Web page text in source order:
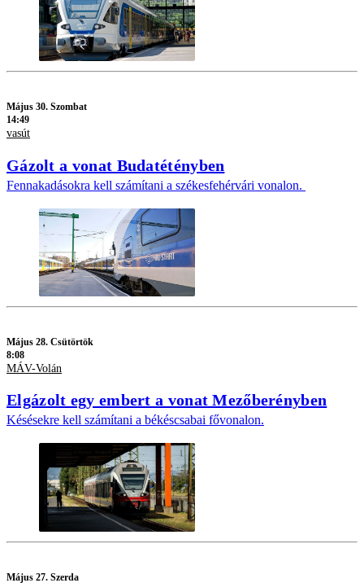
Május 30. Szombat
14:49
vasút
Gázolt a vonat Budatétényben
Fennakadásokra kell számítani a székesfehérvári vonalon.
Május 28. Csütörtök
8:08
MÁV-Volán
Elgázolt egy embert a vonat Mezőberényben
Késésekre kell számítani a békéscsabai fővonalon.
Május 27. Szerda